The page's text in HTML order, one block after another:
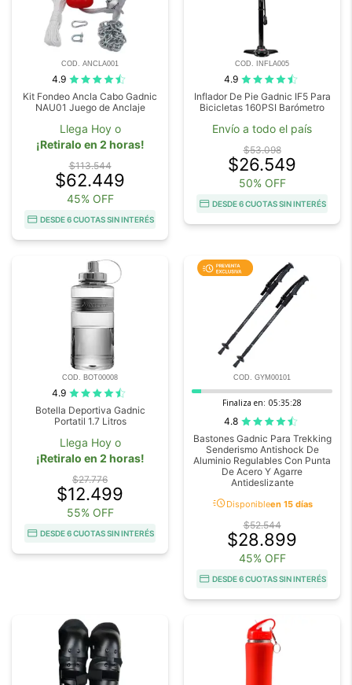
COD. ANCLA001
4.9
Kit Fondeo Ancla Cabo Gadnic
NAU01 Juego de Anclaje
Llega Hoy o
¡Retiralo en 2 horas!
$113.544
$62.449
45% OFF
DESDE 6 CUOTAS SIN INTERÉS
COD. INFLA005
4.9
Inflador De Pie Gadnic IF5 Para
Bicicletas 160PSI Barómetro
Envío a todo el país
$53.098
$26.549
50% OFF
DESDE 6 CUOTAS SIN INTERÉS
COD. BOT00008
4.9
Botella Deportiva Gadnic
Portatil 1.7 Litros
Llega Hoy o
¡Retiralo en 2 horas!
$27.776
$12.499
55% OFF
DESDE 6 CUOTAS SIN INTERÉS
COD. GYM00101
Finaliza en: 05:35:27
4.8
Bastones Gadnic Para Trekking
Senderismo Antishock De
Aluminio Regulables Con Punta
De Acero Y Agarre
Antideslizante
acuteDisponibleen 15 días
$52.544
$28.899
45% OFF
DESDE 6 CUOTAS SIN INTERÉS